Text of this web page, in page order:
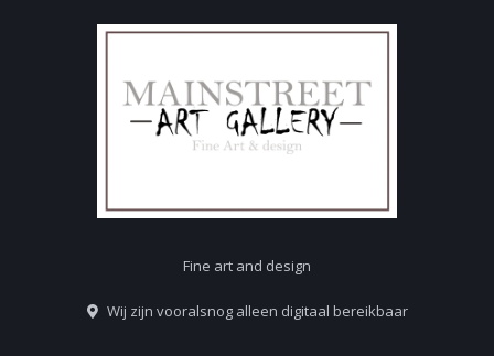
Fine art and design
Wij zijn vooralsnog alleen digitaal bereikbaar